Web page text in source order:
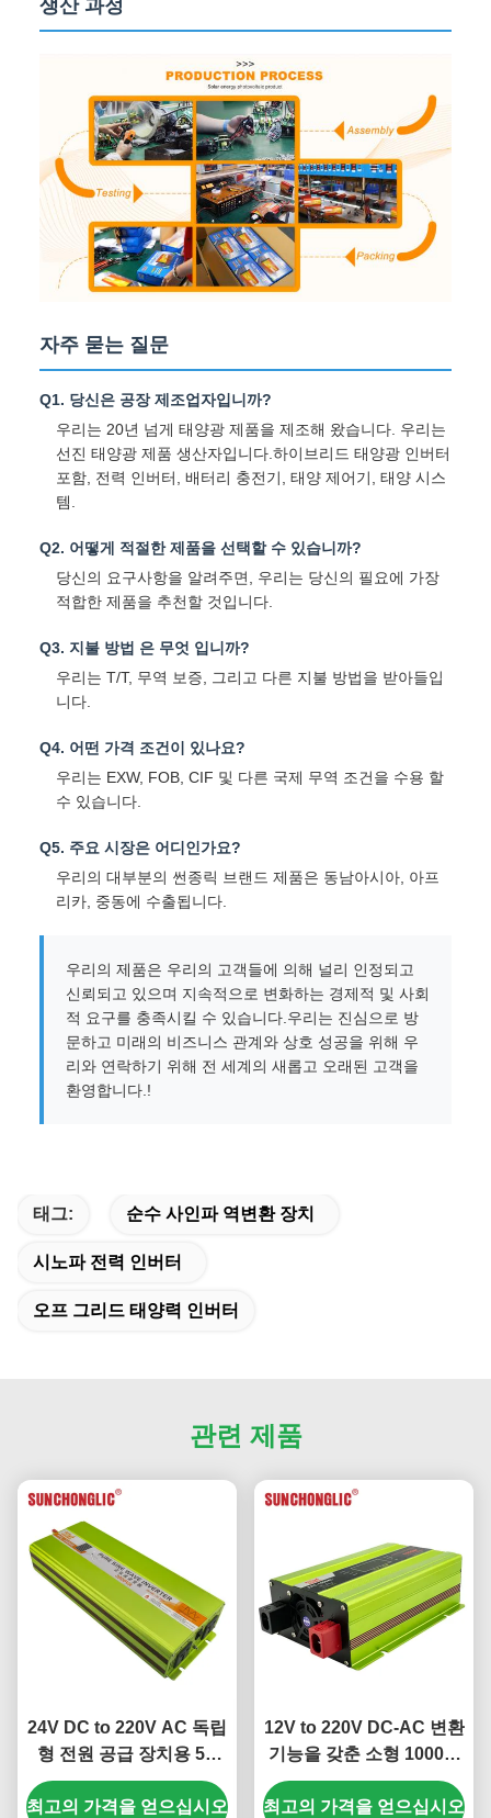
생산 과정
자주 묻는 질문
Q1. 당신은 공장 제조업자입니까?
우리는 20년 넘게 태양광 제품을 제조해 왔습니다. 우리는
선진 태양광 제품 생산자입니다.하이브리드 태양광 인버터
포함, 전력 인버터, 배터리 충전기, 태양 제어기, 태양 시스
템.
Q2. 어떻게 적절한 제품을 선택할 수 있습니까?
당신의 요구사항을 알려주면, 우리는 당신의 필요에 가장
적합한 제품을 추천할 것입니다.
Q3. 지불 방법 은 무엇 입니까?
우리는 T/T, 무역 보증, 그리고 다른 지불 방법을 받아들입
니다.
Q4. 어떤 가격 조건이 있나요?
우리는 EXW, FOB, CIF 및 다른 국제 무역 조건을 수용 할
수 있습니다.
Q5. 주요 시장은 어디인가요?
우리의 대부분의 썬종릭 브랜드 제품은 동남아시아, 아프
리카, 중동에 수출됩니다.
우리의 제품은 우리의 고객들에 의해 널리 인정되고
신뢰되고 있으며 지속적으로 변화하는 경제적 및 사회
적 요구를 충족시킬 수 있습니다.우리는 진심으로 방
문하고 미래의 비즈니스 관계와 상호 성공을 위해 우
리와 연락하기 위해 전 세계의 새롭고 오래된 고객을
환영합니다.!
태그: 순수 사인파 역변환 장치
시노파 전력 인버터
오프 그리드 태양력 인버터
관련 제품
24V DC to 220V AC 독립
형 전원 공급 장치용 5V
1000mA USB 출력 기능
의 3000W 순수 정현파 인
최고의 가격을 얻으십시오
12V to 220V DC-AC 변환
기능을 갖춘 소형 1000W
순수 정현파 전력 인버터
최고의 가격을 얻으십시오